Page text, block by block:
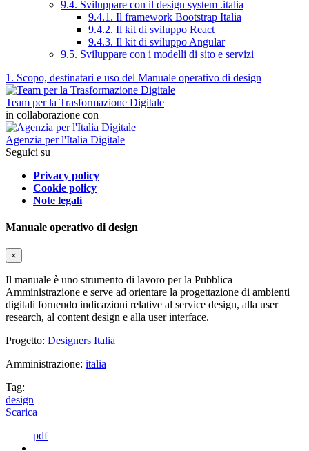
9.4. Sviluppare con il design system .italia
9.4.1. Il framework Bootstrap Italia
9.4.2. Il kit di sviluppo React
9.4.3. Il kit di sviluppo Angular
9.5. Sviluppare con i modelli di sito e servizi
1. Scopo, destinatari e uso del Manuale operativo di design
Team per la Trasformazione Digitale
in collaborazione con
Agenzia per l'Italia Digitale
Seguici su
Privacy policy
Cookie policy
Note legali
Manuale operativo di design
×
Il manuale è uno strumento di lavoro per la Pubblica
Amministrazione e serve ad orientare la progettazione di ambienti
digitali fornendo indicazioni relative al service design, alla user
research, al content design e alla user interface.
Progetto: Designers Italia
Amministrazione: italia
Tag:
design
Scarica
pdf